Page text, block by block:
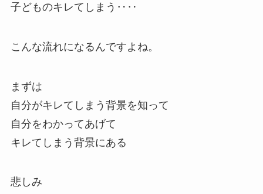
子どものキレてしまう‥‥
こんな流れになるんですよね。
まずは
自分がキレてしまう背景を知って
自分をわかってあげて
キレてしまう背景にある
悲しみ